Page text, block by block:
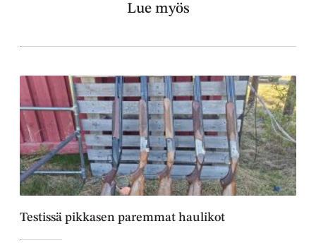
Lue myös
Testissä pikkasen paremmat haulikot